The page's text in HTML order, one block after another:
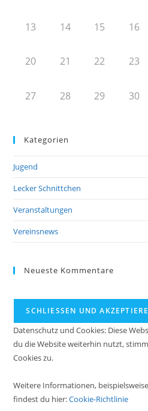
13 14 15 16
20 21 22 23
27 28 29 30
Kategorien
Jugend
Lecker Schnittchen
Veranstaltungen
Vereinsnews
Neueste Kommentare
Datenschutz und Cookies: Diese
du die Website weiterhin nutzt,
Cookies zu.
Weitere Informationen,
findest du hier:Cookie-Richtlinie